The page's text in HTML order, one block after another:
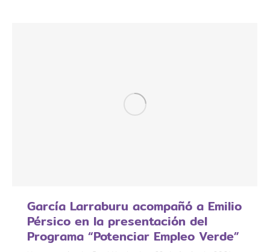
García Larraburu acompañó a Emilio
Pérsico en la presentación del
Programa “Potenciar Empleo Verde”